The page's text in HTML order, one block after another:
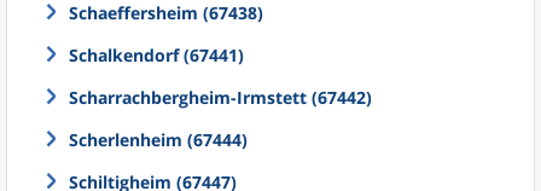
Schaeffersheim (67438)
Schalkendorf (67441)
Scharrachbergheim-Irmstett (67442)
Scherlenheim (67444)
Schiltigheim (67447)